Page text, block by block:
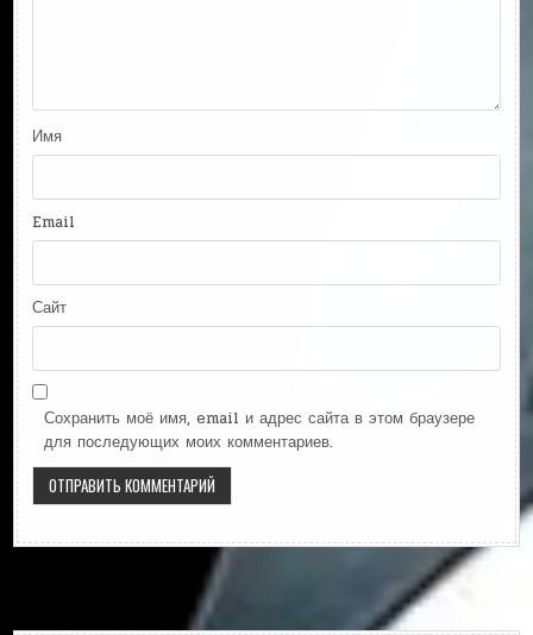
Имя
Email
Сайт
Сохранить моё имя, email и адрес сайта в этом браузере
для последующих моих комментариев.